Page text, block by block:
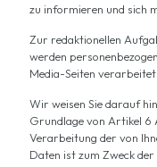
zu informieren und sich
Zur redaktionellen
werden
Media-Seiten verarbeitet.
Wir weisen Sie darauf
Grundlage von Artikel 6
Verarbeitung der von
Daten ist zum Zweck